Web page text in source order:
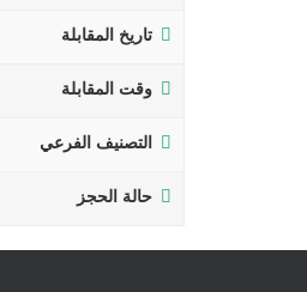
تاريخ المقابلة
وقت المقابلة
التصنيف الفرعي
حالة الحجز